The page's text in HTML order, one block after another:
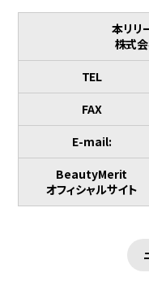
本リリ
株式
TEL
FAX
E-mail:
BeautyMerit
オフィシャルサイト